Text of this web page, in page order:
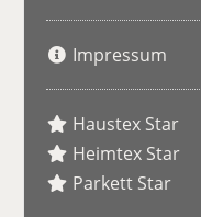
Impressum
Haustex Star
Heimtex Star
Parkett Star